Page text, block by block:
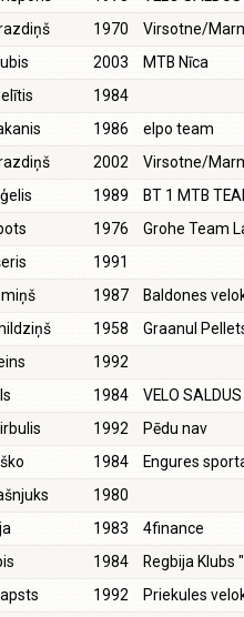
1970
Virsotne/
2003
MTB Nīca
1984
1986
elpo team
2002
Virsotne/
1989
BT 1 MTB
1976
Grohe Team
1991
1987
Baldones
1958
Graanul
1992
1984
VELO SALDUS
1992
Pēdu nav
1984
Engures
1980
1983
4finance
1984
Regbija Klubs
1992 Priekules